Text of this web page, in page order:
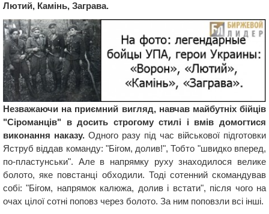
Лютий, Камінь, Заграва.
Незважаючи на приємний вигляд, навчав майбутніх бійців
"Сіроманців" в досить строгому стилі і вмів домогтися
виконання наказу. Одного разу під час військової підготовки
Яструб віддав команду: "Бігом, долив!", Тобто "швидко вперед,
по-пластунськи". Але в напрямку руху знаходилося велике
болото, яке повстанці обходили. Тоді сотенний скомандував
собі: "Бігом, напрямок калюжа, долив і встати", після чого на
очах цілої сотні поповз через болото. За ним поповзли всі інші.